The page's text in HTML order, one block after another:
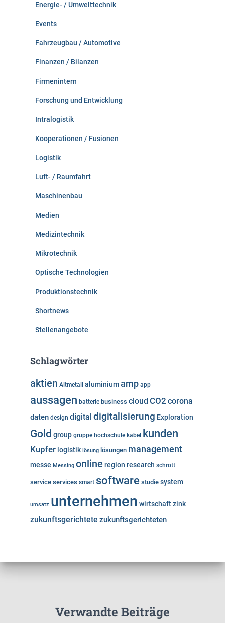
Energie- / Umwelttechnik
Events
Fahrzeugbau / Automotive
Finanzen / Bilanzen
Firmenintern
Forschung und Entwicklung
Intralogistik
Kooperationen / Fusionen
Logistik
Luft- / Raumfahrt
Maschinenbau
Medien
Medizintechnik
Mikrotechnik
Optische Technologien
Produktionstechnik
Shortnews
Stellenangebote
Schlagwörter
aktien Altmetall aluminiumamp app
aussagen batterie business cloud CO2 corona
daten design digital digitalisierung Exploration
Gold group gruppe hochschule kabel kunden
Kupfer logistik lösung lösungen management
messe Messing online region research schrott
service services smart software studie system
umsatz unternehmen wirtschaftzink
zukunftsgerichtete zukunftsgerichteten
Verwandte Beiträge